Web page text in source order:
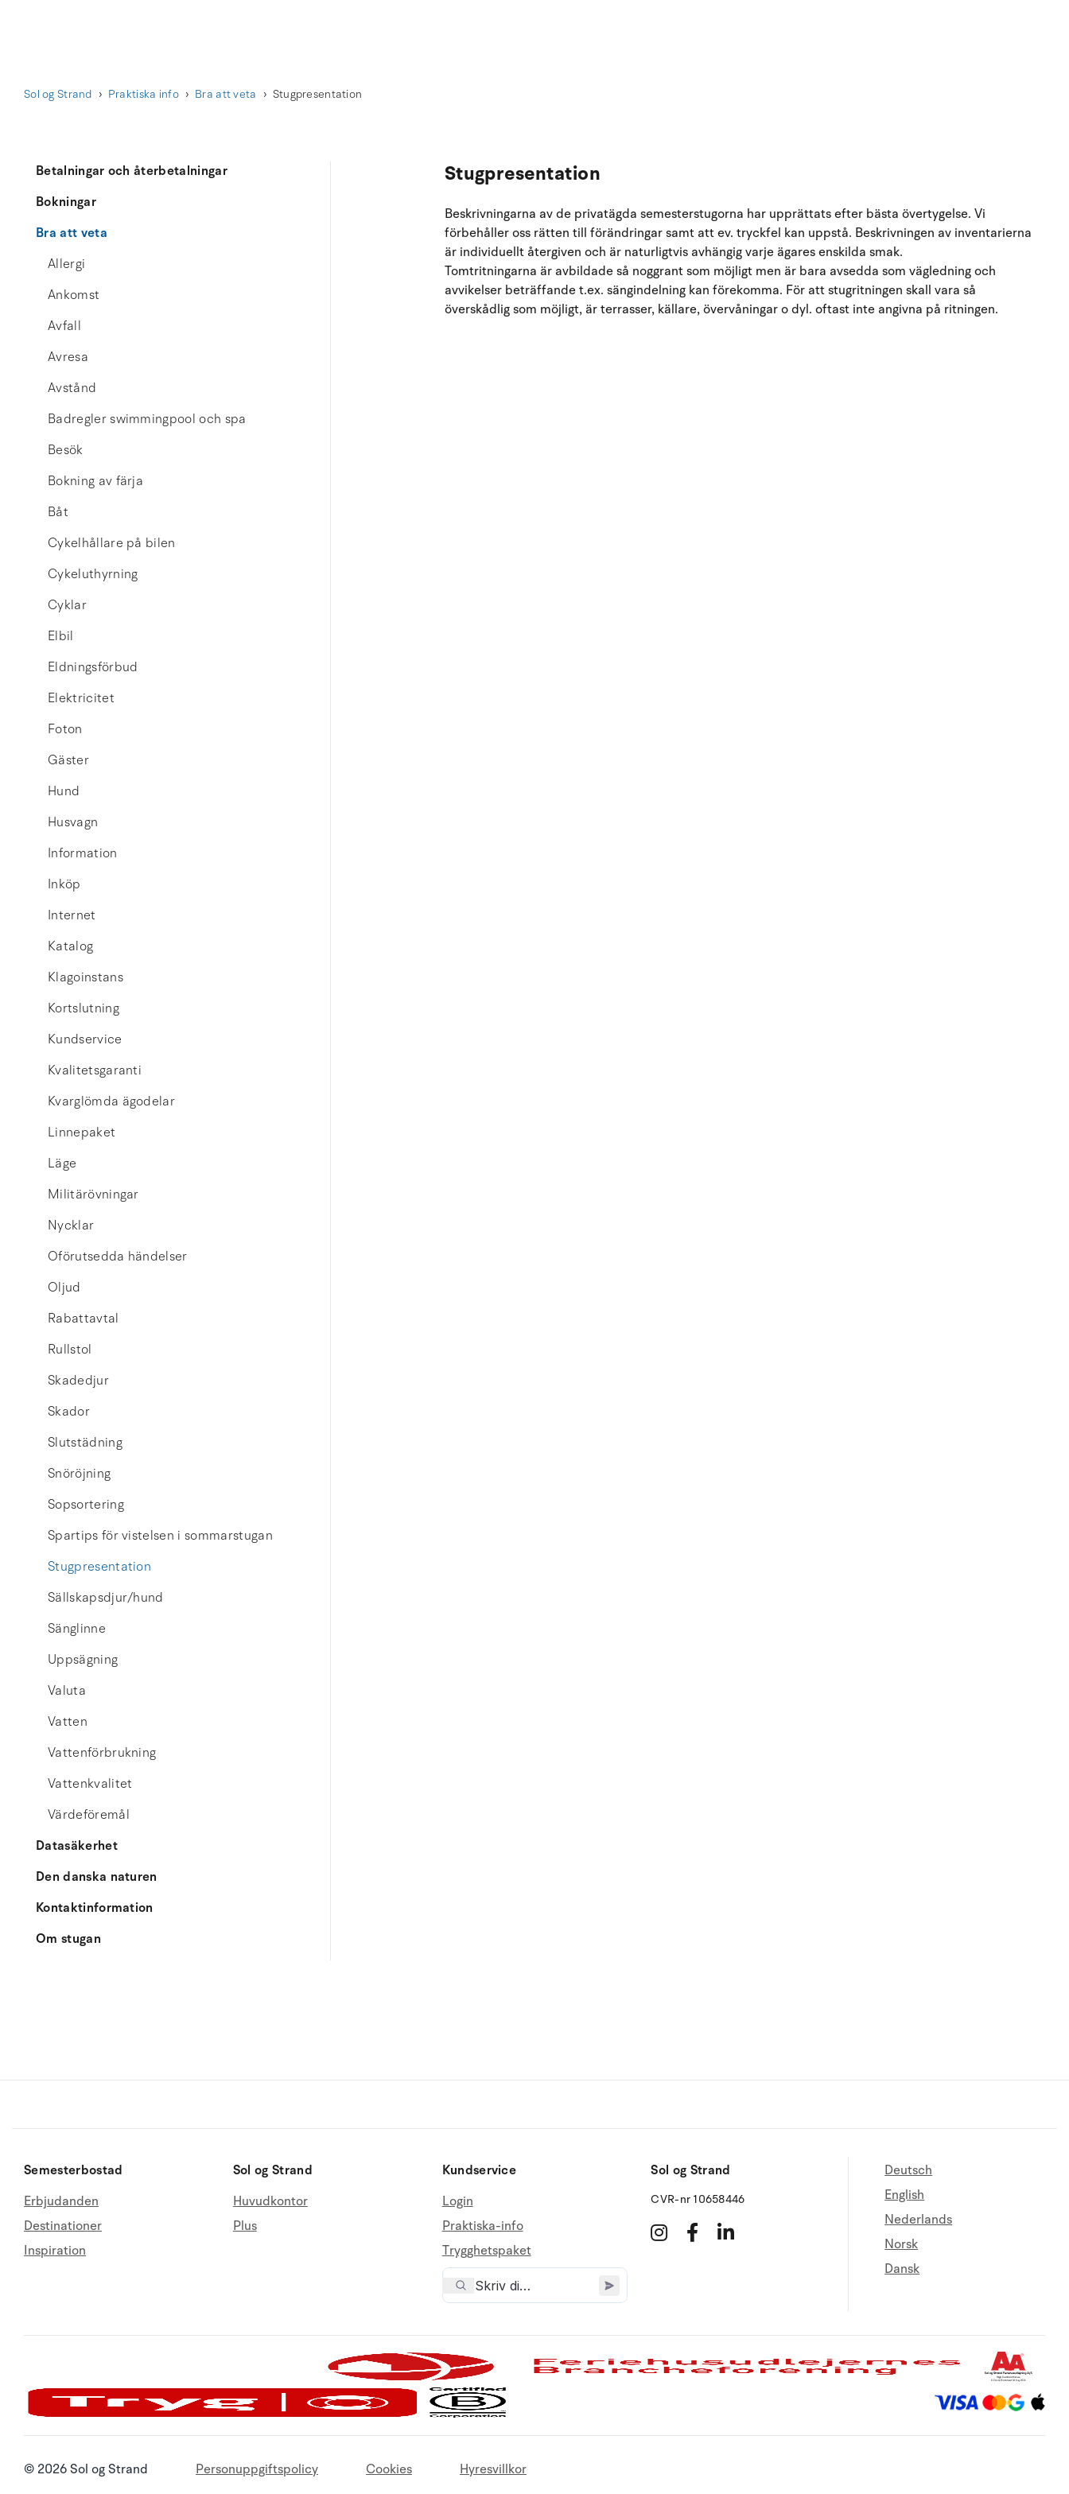
Sol og Strand Praktiska info Bra att veta Stugpresentation
Betalningar och återbetalningar
Bokningar
Bra att veta
Allergi
Ankomst
Avfall
Avresa
Avstånd
Badregler swimmingpool och spa
Besök
Bokning av färja
Båt
Cykelhållare på bilen
Cykeluthyrning
Cyklar
Elbil
Eldningsförbud
Elektricitet
Foton
Gäster
Hund
Husvagn
Information
Inköp
Internet
Katalog
Klagoinstans
Kortslutning
Kundservice
Kvalitetsgaranti
Kvarglömda ägodelar
Linnepaket
Läge
Militärövningar
Nycklar
Oförutsedda händelser
Oljud
Rabattavtal
Rullstol
Skadedjur
Skador
Slutstädning
Snöröjning
Sopsortering
Spartips för vistelsen i sommarstugan
Stugpresentation
Sällskapsdjur/hund
Sänglinne
Uppsägning
Valuta
Vatten
Vattenförbrukning
Vattenkvalitet
Värdeföremål
Datasäkerhet
Den danska naturen
Kontaktinformation
Om stugan
Stugpresentation
Beskrivningarna av de privatägda semesterstugorna har upprättats efter bästa övertygelse. Vi
förbehåller oss rätten till förändringar samt att ev. tryckfel kan uppstå. Beskrivningen av inventarierna
är individuellt återgiven och är naturligtvis avhängig varje ägares enskilda smak.
Tomtritningarna är avbildade så noggrant som möjligt men är bara avsedda som vägledning och
avvikelser beträffande t.ex. sängindelning kan förekomma. För att stugritningen skall vara så
överskådlig som möjligt, är terrasser, källare, övervåningar o dyl. oftast inte angivna på ritningen.
Semesterbostad
Erbjudanden
Destinationer
Inspiration
Sol og Strand
Huvudkontor
Plus
Kundservice
Login
Praktiska-info
Trygghetspaket
Sol og Strand
CVR-nr 10658446
Deutsch
English
Nederlands
Norsk
Dansk
© 2026 Sol og Strand Personuppgiftspolicy Cookies Hyresvillkor